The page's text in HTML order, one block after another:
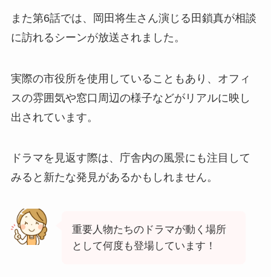
また第6話では、岡田将生さん演じる田鎖真が相談
に訪れるシーンが放送されました。
実際の市役所を使用していることもあり、オフィ
スの雰囲気や窓口周辺の様子などがリアルに映し
出されています。
ドラマを見返す際は、庁舎内の風景にも注目して
みると新たな発見があるかもしれません。
重要人物たちのドラマが動く場所
として何度も登場しています！